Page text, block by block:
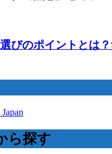
選びのポイントとは
ら探す